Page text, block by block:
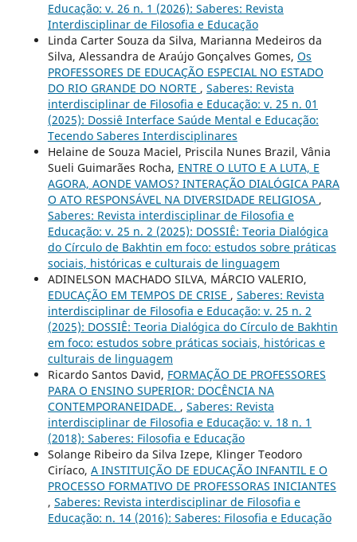
Educação: v. 26 n. 1 (2026): Saberes: Revista
Interdisciplinar de Filosofia e Educação
Linda Carter Souza da Silva, Marianna Medeiros da
Silva, Alessandra de Araújo Gonçalves Gomes, Os
PROFESSORES DE EDUCAÇÃO ESPECIAL NO ESTADO
DO RIO GRANDE DO NORTE , Saberes: Revista
interdisciplinar de Filosofia e Educação: v. 25 n. 01
(2025): Dossiê Interface Saúde Mental e Educação:
Tecendo Saberes Interdisciplinares
Helaine de Souza Maciel, Priscila Nunes Brazil, Vânia
Sueli Guimarães Rocha, ENTRE O LUTO E A LUTA, E
AGORA, AONDE VAMOS? INTERAÇÃO DIALÓGICA PARA
O ATO RESPONSÁVEL NA DIVERSIDADE RELIGIOSA ,
Saberes: Revista interdisciplinar de Filosofia e
Educação: v. 25 n. 2 (2025): DOSSIÊ: Teoria Dialógica
do Círculo de Bakhtin em foco: estudos sobre práticas
sociais, históricas e culturais de linguagem
ADINELSON MACHADO SILVA, MÁRCIO VALERIO,
EDUCAÇÃO EM TEMPOS DE CRISE , Saberes: Revista
interdisciplinar de Filosofia e Educação: v. 25 n. 2
(2025): DOSSIÊ: Teoria Dialógica do Círculo de Bakhtin
em foco: estudos sobre práticas sociais, históricas e
culturais de linguagem
Ricardo Santos David, FORMAÇÃO DE PROFESSORES
PARA O ENSINO SUPERIOR: DOCÊNCIA NA
CONTEMPORANEIDADE. , Saberes: Revista
interdisciplinar de Filosofia e Educação: v. 18 n. 1
(2018): Saberes: Filosofia e Educação
Solange Ribeiro da Silva Izepe, Klinger Teodoro
Ciríaco, A INSTITUIÇÃO DE EDUCAÇÃO INFANTIL E O
PROCESSO FORMATIVO DE PROFESSORAS INICIANTES
, Saberes: Revista interdisciplinar de Filosofia e
Educação: n. 14 (2016): Saberes: Filosofia e Educação